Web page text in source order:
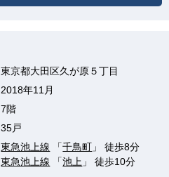
東京都大田区久が原５丁目
2018年11月
7階
35戸
東急池上線 「千鳥町 」 徒歩8分
東急池上線 「池上 」 徒歩10分